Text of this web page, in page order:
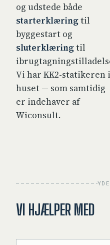
og udstede både
starterklæringtil
byggestart og
sluterklæringtil
Vi har KK2-statikeren i
huset — som samtidig
er indehaver af
Wiconsult.
VI HJÆLPER MED